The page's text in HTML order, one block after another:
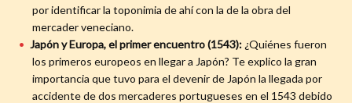
por identificar la toponimia de ahí con la de la obra del
mercader veneciano.
Japón y Europa, el primer encuentro (1543): ¿Quiénes fueron
los primeros europeos en llegar a Japón? Te explico la gran
importancia que tuvo para el devenir de Japón la llegada por
accidente de dos mercaderes portugueses en el 1543 debido